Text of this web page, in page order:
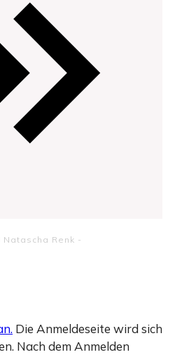
Natascha Renk -
Die Anmeldeseite wird sich
Nach dem Anmelden